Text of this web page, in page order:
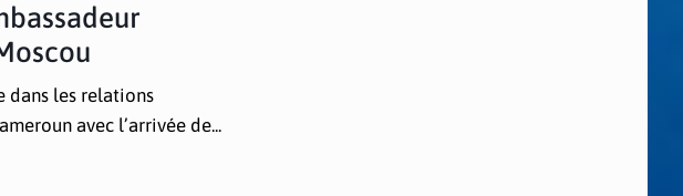
dans les relations
avec l’arrivée de...